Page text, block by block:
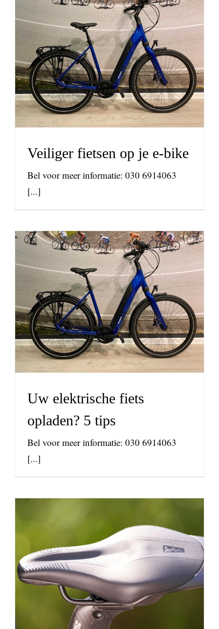
Veiliger fietsen op je e-
bike
nieuws
Veiliger fietsen op je e-bike
Bel voor meer informatie: 030 6914063
[...]
Uw elektrische fiets
opladen? 5 tips
nieuws
Uw elektrische fiets
opladen? 5 tips
Bel voor meer informatie: 030 6914063
[...]
Heb jij wel eens last van je
rug tijdens het fietsen?
nieuws